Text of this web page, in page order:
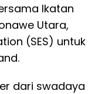
Ikatan
Utara,
(SES) untuk
dari swadaya